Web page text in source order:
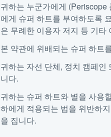
귀하는 누군가에게
에게 슈퍼 하트를 부여하도록
은 무례한 이용자 저지 등 기
본 약관에 위배되는 슈퍼 하트
귀하는 자선 단체, 정치 캠페
니다.
귀하는 슈퍼 하트와 별을 사용
하에게 적용되는 법을 위반하
을 집니다.